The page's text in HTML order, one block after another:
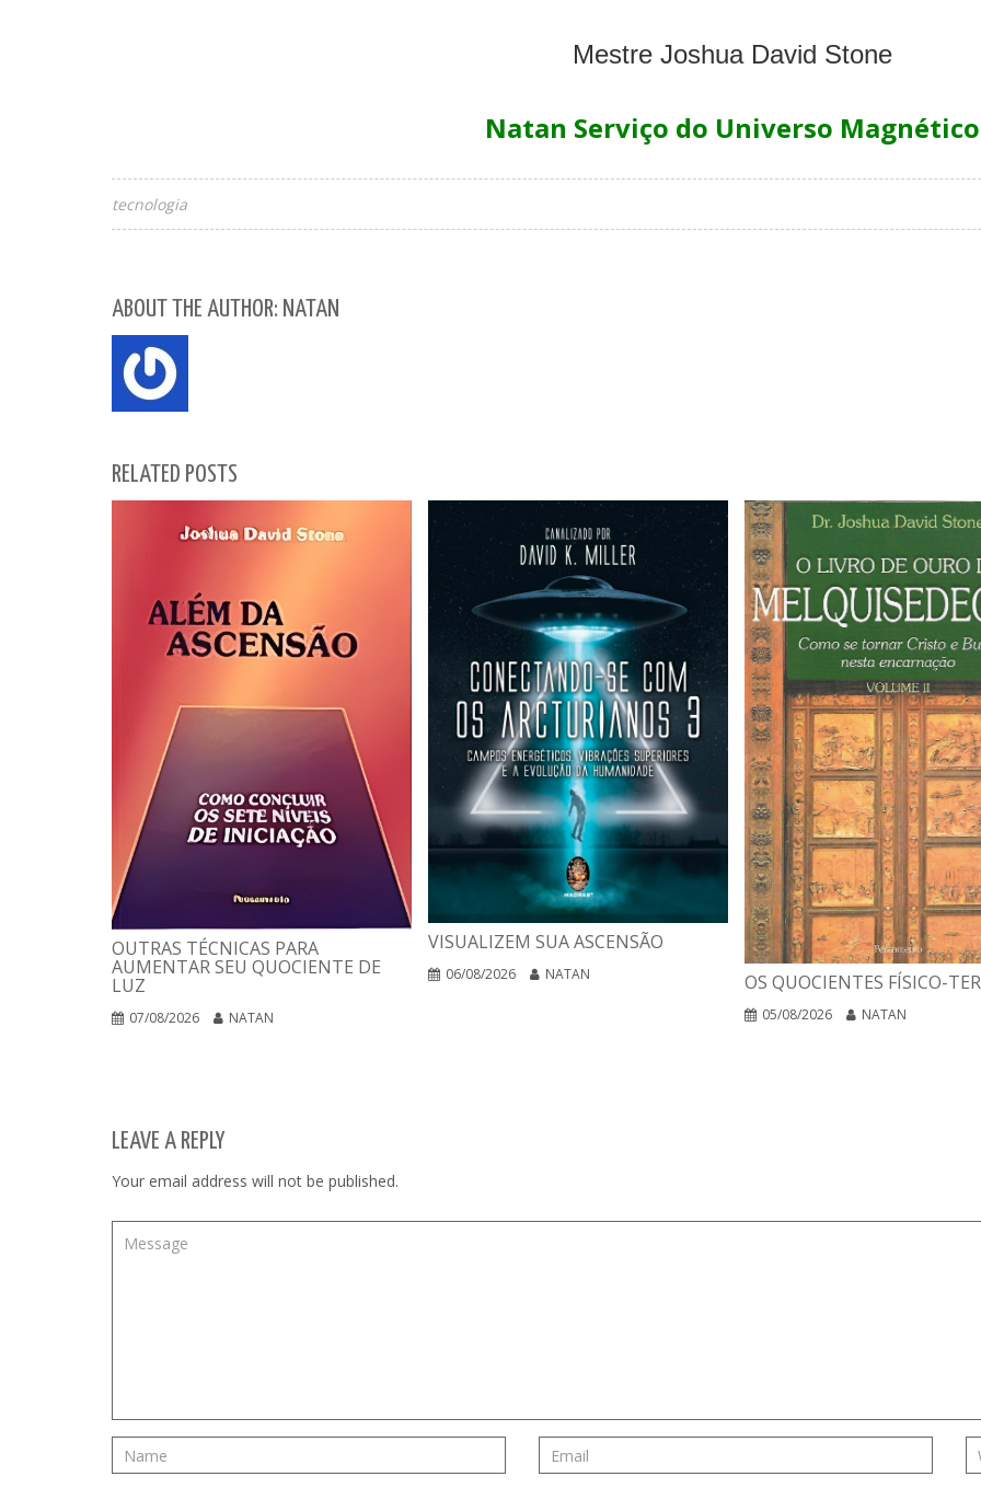
Mestre Joshua David Stone
Natan Serviço do Universo
tecnologia
ABOUT THE AUTHOR: NATAN
RELATED POSTS
OUTRAS TÉCNICAS PARA
AUMENTAR SEU QUOCIENTE DE
LUZ
07/08/2026 NATAN
VISUALIZEM SUA ASCENSÃO
06/08/2026 NATAN OS QUOCIENTES FÍSICO-
05/08/2026 NATAN
LEAVE A REPLY
Your email address will not be published.